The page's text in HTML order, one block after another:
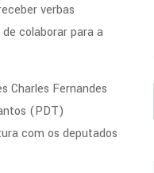
verbas
colaborar para a
Charles Fernandes
(PDT)
com os deputados